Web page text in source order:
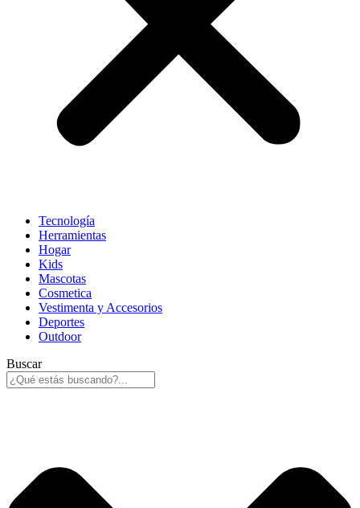
Tecnología
Herramientas
Hogar
Kids
Mascotas
Cosmetica
Vestimenta y Accesorios
Deportes
Outdoor
Buscar